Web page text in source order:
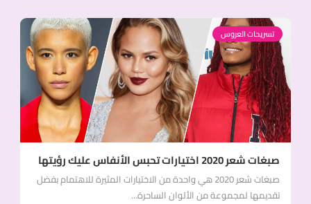
تسريحات العروس
صبغات شعر 2020 اختيارات تحبس الأنفاس عليك رؤيتها
صبغات شعر 2020 هي واحدة من الاختيارات المثيرة للاهتمام بفضل
تقديمها لمجموعة من الألوان الساحرة...